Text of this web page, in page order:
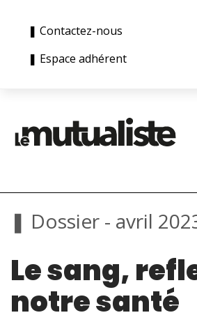
❚ Contactez-nous
❚ Espace adhérent
❚ Dossier - avril
Le sang,
notre santé